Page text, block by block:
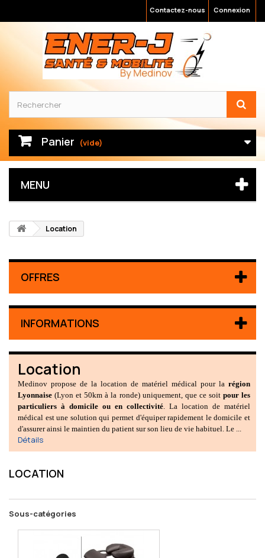
Connexion
Contactez-nous
Panier (vide)
MENU
Location
OFFRES
INFORMATIONS
Location
Medinov propose de la location de matériel médical pour la région
Lyonnaise(Lyon et 50km à la ronde) uniquement, que ce soit pour les
particuliers à domicile ou en collectivité. La location de matériel
médical est une solution qui permet d'équiper rapidement le domicile et
d'assurer ainsi le maintien du patient sur son lieu de vie habituel. Le ...
Détails
LOCATION
Sous-catégories